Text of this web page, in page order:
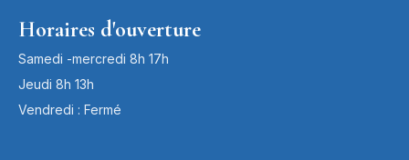
Horaires d'ouverture
Samedi -mercredi 8h 17h
Jeudi 8h 13h
Vendredi : Fermé